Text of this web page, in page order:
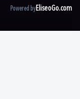
Powered byEliseoGo.com